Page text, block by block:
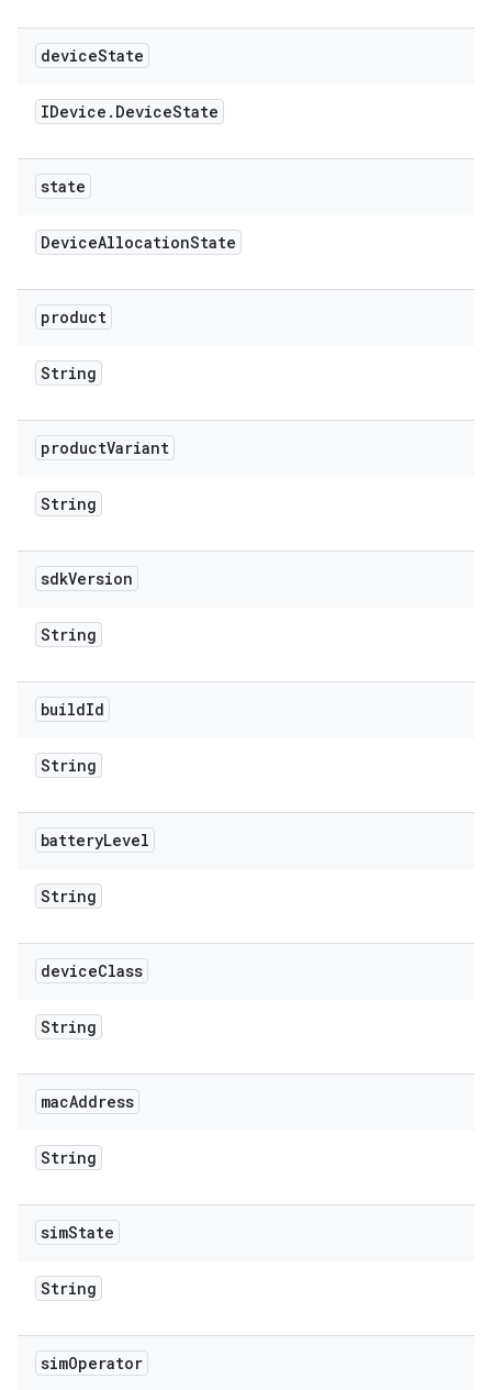
deviceState
IDevice . DeviceState
state
DeviceAllocationState
product
String
productVariant
String
sdkVersion
String
buildId
String
batteryLevel
String
deviceClass
String
macAddress
String
simState
String
simOperator